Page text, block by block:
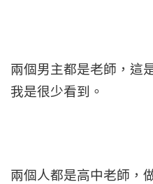
兩個男主都是老師，這
我是很少看到。
兩個人都是高中老師，